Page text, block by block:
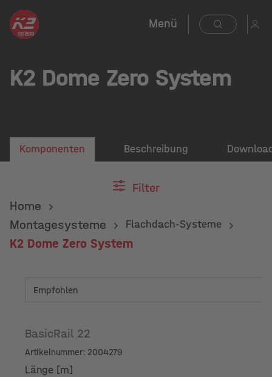
Menü
K2 Dome Zero System
Komponenten Beschreibung
Filter
Home
Montagesysteme
Flachdach-Systeme
K2 Dome Zero System
BasicRail 22
Artikelnummer: 2004279
Länge [m]